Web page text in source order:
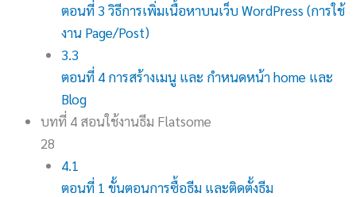
ตอนที่ 3 วิธีการเพิ่มเนื้อหาบนเว็บ WordPress (การใช้
งาน Page/Post)
3.3
ตอนที่ 4 การสร้างเมนู และ กำหนดหน้า home และ
Blog
บทที่ 4 สอนใช้งานธีม Flatsome
28
4.1
ตอนที่ 1 ขั้นตอนการซื้อธีม และติดตั้งธีม